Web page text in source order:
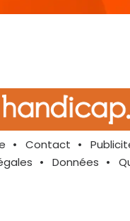
Contact
Données